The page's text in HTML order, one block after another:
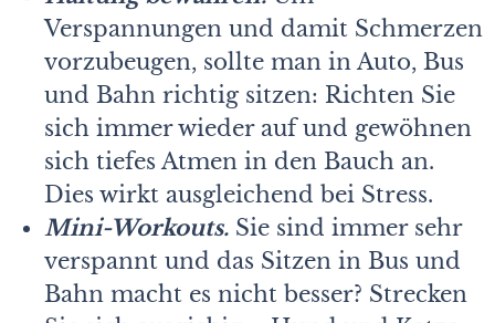
Verspannungen und damit Schmerzen
vorzubeugen, sollte man in Auto, Bus
und Bahn richtig sitzen: Richten Sie
sich immer wieder auf und gewöhnen
sich tiefes Atmen in den Bauch an.
Dies wirkt ausgleichend bei Stress.
Mini-Workouts. Sie sind immer sehr
verspannt und das Sitzen in Bus und
Bahn macht es nicht besser? Strecken